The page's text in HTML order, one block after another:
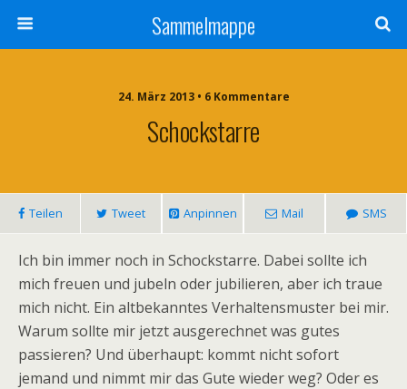
Sammelmappe
24. März 2013 • 6 Kommentare
Schockstarre
Teilen Tweet Anpinnen Mail SMS
Ich bin immer noch in Schockstarre. Dabei sollte ich
mich freuen und jubeln oder jubilieren, aber ich traue
mich nicht. Ein altbekanntes Verhaltensmuster bei mir.
Warum sollte mir jetzt ausgerechnet was gutes
passieren? Und überhaupt: kommt nicht sofort
jemand und nimmt mir das Gute wieder weg? Oder es